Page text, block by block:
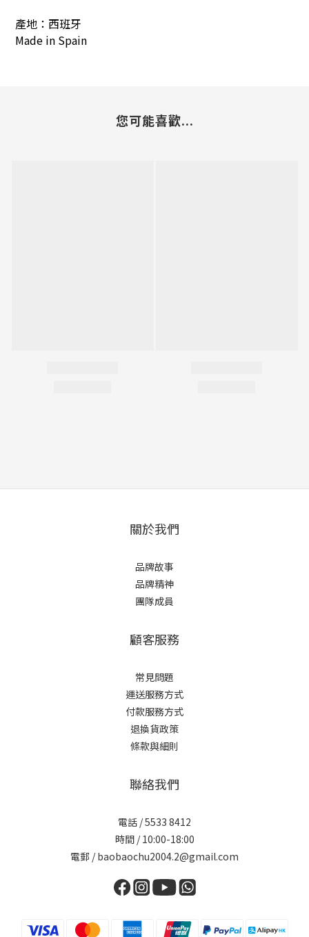
產地：西班牙
Made in Spain
您可能喜歡...
關於我們
品牌故事
品牌精神
團隊成員
顧客服務
常見問題
運送服務方式
付款服務方式
退換貨政策
條款與細則
聯絡我們
電話 / 5533 8412
時間 / 10:00-18:00
電郵 / baobaochu2004.2@gmail.com